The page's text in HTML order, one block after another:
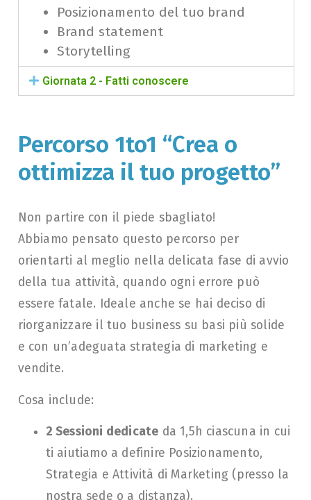
Posizionamento del tuo brand
Brand statement
Storytelling
Giornata 2 - Fatti conoscere
Percorso 1to1 “Crea o
ottimizza il tuo progetto”
Non partire con il piede sbagliato!
Abbiamo pensato questo percorso per
orientarti al meglio nella delicata fase di avvio
della tua attività, quando ogni errore può
essere fatale. Ideale anche se hai deciso di
riorganizzare il tuo business su basi più solide
e con un’adeguata strategia di marketing e
vendite.
Cosa include:
2 Sessioni dedicate da 1,5h ciascuna in cui
ti aiutiamo a definire Posizionamento,
Strategia e Attività di Marketing (presso la
nostra sede o a distanza).